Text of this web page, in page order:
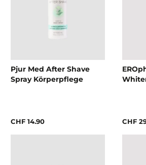
Pjur Med After Shave
Spray Körperpflege
CHF 14.90 CHF